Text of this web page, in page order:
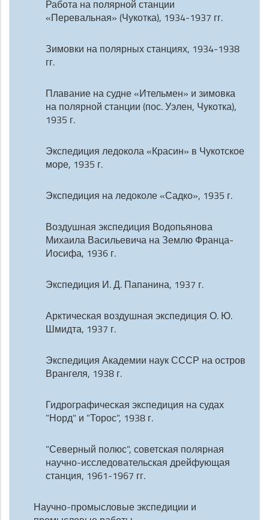
Работа на полярной станции
«Перевальная» (Чукотка), 1934-1937 гг.
Зимовки на полярных станциях, 1934-1938
гг.
Плавание на судне «Ительмен» и зимовка
на полярной станции (пос. Уэлен, Чукотка),
1935 г.
Экспедиция ледокола «Красин» в Чукотское
море, 1935 г.
Экспедиция на ледоколе «Садко», 1935 г.
Воздушная экспедиция Водопьянова
Михаила Васильевича на Землю Франца-
Иосифа, 1936 г.
Экспедиция И. Д. Папанина, 1937 г.
Арктическая воздушная экспедиция О. Ю.
Шмидта, 1937 г.
Экспедиция Академии наук СССР на остров
Врангеля, 1938 г.
Гидрографическая экспедиция на судах
"Норд" и "Торос", 1938 г.
"Северный полюс", советская полярная
научно-исследовательская дрейфующая
станция, 1961-1967 гг.
Научно-промысловые экспедиции и